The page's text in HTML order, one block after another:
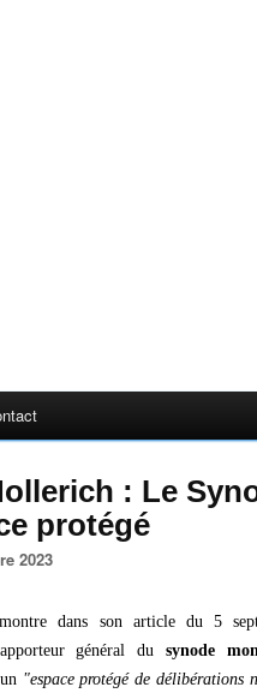
: Le
protégé
2023
dans son article du 5
général du synode
"espace protégé de délibérations